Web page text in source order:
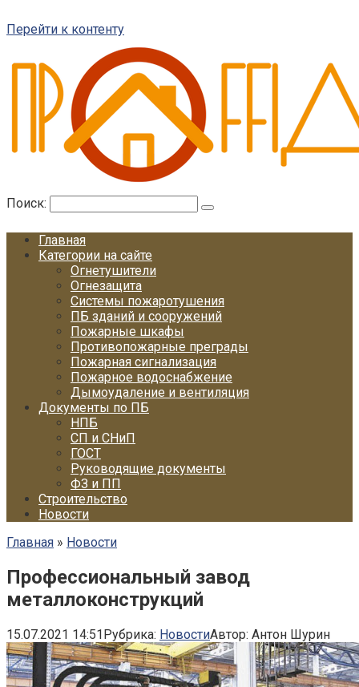
Перейти к контенту
Поиск:
Главная
Категории на сайте
Огнетушители
Огнезащита
Системы пожаротушения
ПБ зданий и сооружений
Пожарные шкафы
Противопожарные преграды
Пожарная сигнализация
Пожарное водоснабжение
Дымоудаление и вентиляция
Документы по ПБ
НПБ
СП и СНиП
ГОСТ
Руководящие документы
ФЗ и ПП
Строительство
Новости
Главная » Новости
Профессиональный завод
металлоконструкций
15.07.2021 14:51Рубрика: НовостиАвтор: Антон Шурин